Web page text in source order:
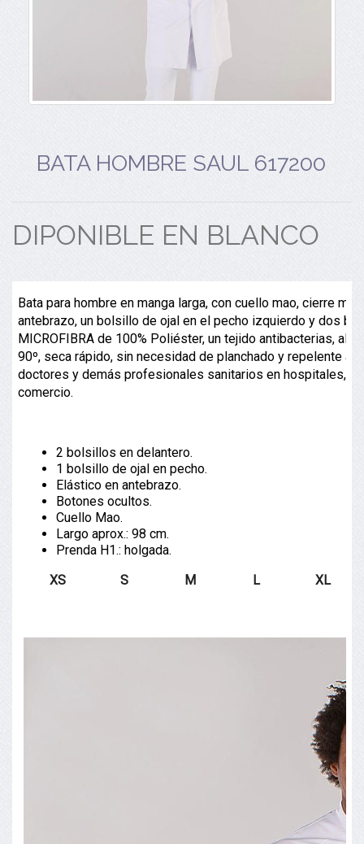
BATA HOMBRE SAUL 617200
DIPONIBLE EN BLANCO
Bata para hombre en manga larga, con cuello mao, cierre
antebrazo, un bolsillo de ojal en el pecho izquierdo y dos
MICROFIBRA de 100% Poliéster, un tejido antibacterias,
90º, seca rápido, sin necesidad de planchado y repelente
doctores y demás profesionales sanitarios en hospitales,
comercio.
2 bolsillos en delantero.
1 bolsillo de ojal en pecho.
Elástico en antebrazo.
Botones ocultos.
Cuello Mao.
Largo aprox.: 98 cm.
Prenda H1.: holgada.
XS
S M L XL